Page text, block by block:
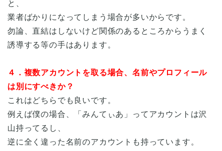
と、
業者ばかりになってしまう場合が多いからです。
勿論、直結はしないけど関係のあるところからうまく
誘導する等の手はあります。
４．複数アカウントを取る場合、名前やプロフィール
は別にすべきか？
これはどちらでも良いです。
例えば僕の場合、「みんてぃあ」ってアカウントは沢
山持ってるし、
逆に全く違った名前のアカウントも持っています。